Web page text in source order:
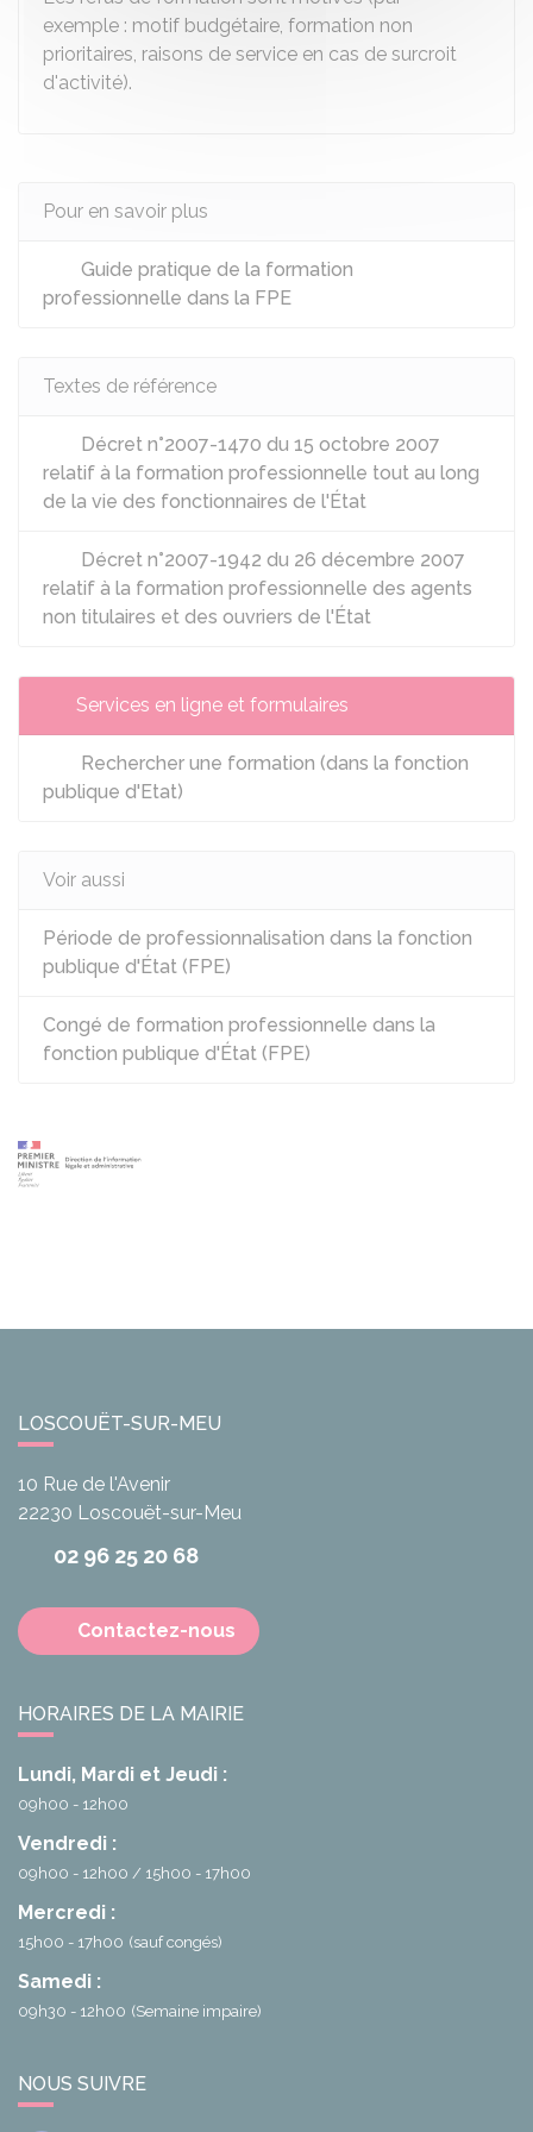
exemple : motif budgétaire, formation non
prioritaires, raisons de service en cas de surcroit
d'activité).
Pour en savoir plus
Guide pratique de la formation
professionnelle dans la FPE
Textes de référence
Décret n°2007-1470 du 15 octobre 2007
relatif à la formation professionnelle tout au long
de la vie des fonctionnaires de l'État
Décret n°2007-1942 du 26 décembre 2007
relatif à la formation professionnelle des agents
non titulaires et des ouvriers de l'État
Services en ligne et formulaires
Rechercher une formation (dans la fonction
publique d'Etat)
Voir aussi
Période de professionnalisation dans la fonction
publique d'État (FPE)
Congé de formation professionnelle dans la
fonction publique d'État (FPE)
LOSCOUËT-SUR-MEU
10 Rue de l'Avenir
22230 Loscouët-sur-Meu
02 96 25 20 68
Contactez-nous
HORAIRES DE LA MAIRIE
Lundi, Mardi et Jeudi :
09h00 - 12h00
Vendredi :
09h00 - 12h00 15h00 - 17h00
Mercredi :
15h00 - 17h00 (sauf congés)
Samedi :
09h30 - 12h00 (Semaine impaire)
NOUS SUIVRE